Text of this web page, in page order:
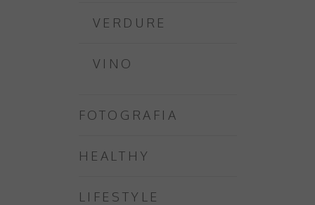
VERDURE
VINO
FOTOGRAFIA
HEALTHY
LIFESTYLE